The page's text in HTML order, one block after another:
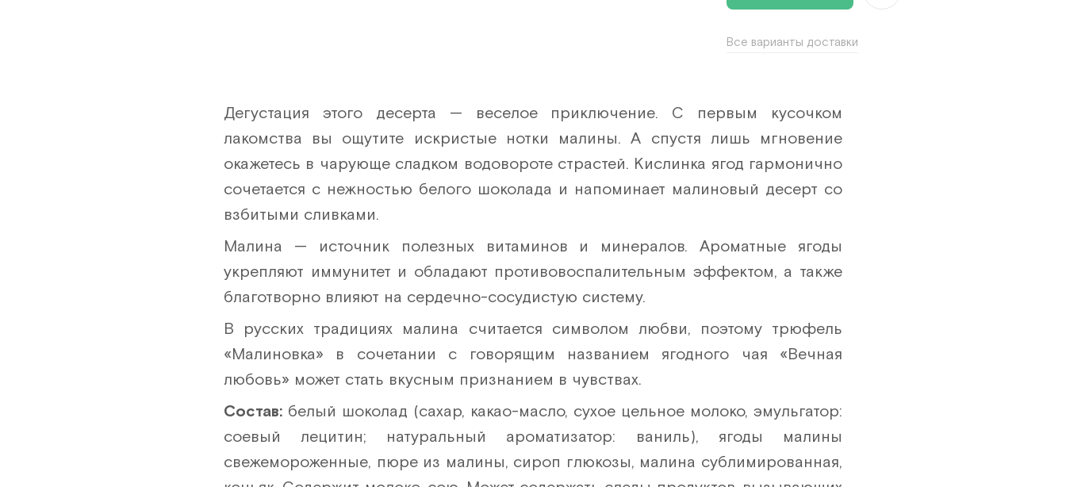
5 шт
7 шт
8 шт
9 шт
12 шт
14 шт
15 шт
18 шт
Все варианты доставки
Дегустация этого десерта — веселое приключение. С первым кусочком
лакомства вы ощутите искристые нотки малины. А спустя лишь мгновение
окажетесь в чарующе сладком водовороте страстей. Кислинка ягод гармонично
сочетается с нежностью белого шоколада и напоминает малиновый десерт со
взбитыми сливками.
Малина — источник полезных витаминов и минералов. Ароматные ягоды
укрепляют иммунитет и обладают противовоспалительным эффектом, а также
благотворно влияют на сердечно-сосудистую систему.
В русских традициях малина считается символом любви, поэтому трюфель
«Малиновка» в сочетании с говорящим названием ягодного чая «Вечная
любовь» может стать вкусным признанием в чувствах.
Состав: белый шоколад (сахар, какао-масло, сухое цельное молоко, эмульгатор:
соевый лецитин; натуральный ароматизатор: ваниль), ягоды малины
свежемороженные, пюре из малины, сироп глюкозы, малина сублимированная,